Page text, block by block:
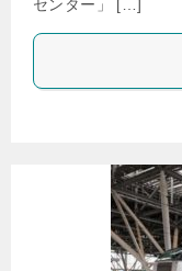
センター」 […]